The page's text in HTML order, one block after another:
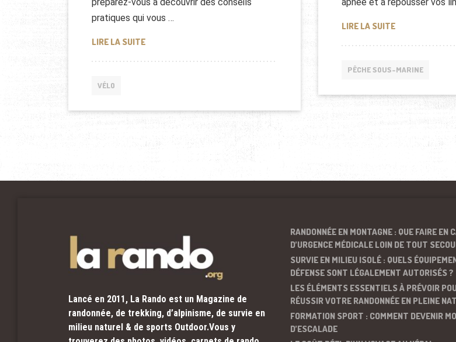
pratiques qui vous …
LIRE LA SUITEAMÉLIOREZ VOS COMPÉTENCES EN VTT AVEC CES ASTUCES ESSENTIELLES
VÉLO
LIRE LA SUITECONSEILS
PÊCHE SOUS-MARINE
Lancé en 2011, La Rando est un Magazine de
randonnée, de trekking, d’alpinisme, de survie en
milieu naturel & de sports Outdoor.Vous y
RANDONNÉE EN MONTAGNE : QUE FAIRE EN
D’URGENCE MÉDICALE LOIN DE TOUT
SURVIE EN MILIEU ISOLÉ : QUELS
DÉFENSE SONT LÉGALEMENT AUTORISÉS ?
LES ÉLÉMENTS ESSENTIELS À PRÉVOIR
RÉUSSIR VOTRE RANDONNÉE EN PLEINE
FORMATION SPORT : COMMENT DEVENIR
D’ESCALADE